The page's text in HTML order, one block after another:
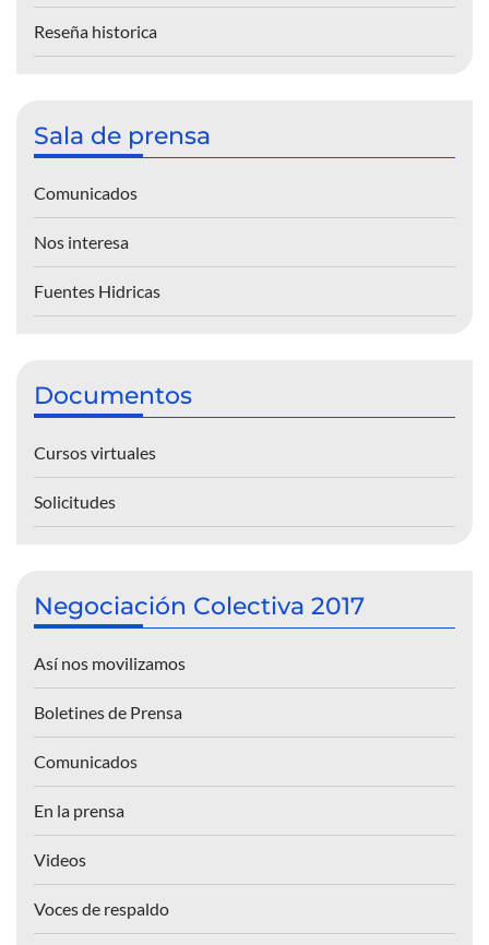
Reseña historica
Sala de prensa
Comunicados
Nos interesa
Fuentes Hidricas
Documentos
Cursos virtuales
Solicitudes
Negociación Colectiva 2017
Así nos movilizamos
Boletines de Prensa
Comunicados
En la prensa
Videos
Voces de respaldo